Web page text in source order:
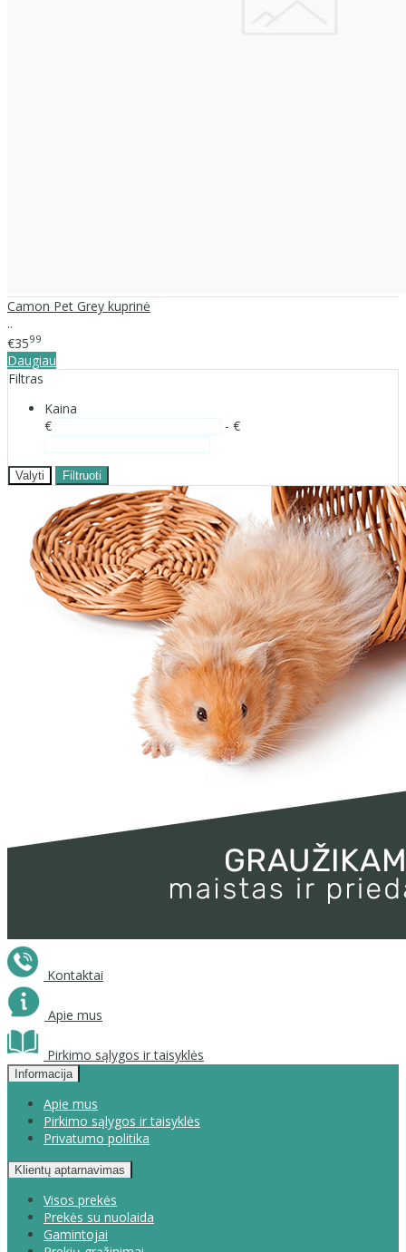
Camon Pet Grey kuprinė
..
€3599
Daugiau
Filtras
Kaina
€
- €
Valyti Filtruoti
Kontaktai
Apie mus
Pirkimo sąlygos ir taisyklės
Informacija
Apie mus
Pirkimo sąlygos ir taisyklės
Privatumo politika
Klientų aptarnavimas
Visos prekės
Prekės su nuolaida
Gamintojai